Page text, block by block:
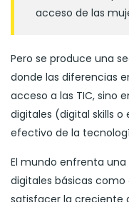
acceso de las
Pero se produce una
donde las diferencias
acceso a las TIC, sino
digitales (digital skills o
efectivo de la
El mundo enfrenta
digitales básicas como
satisfacer la creciente